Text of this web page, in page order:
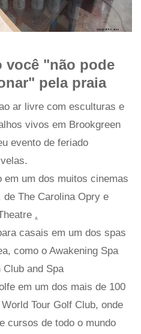
você "não pode
pela praia
ar livre com esculturas e
vivos em Brookgreen
evento de feriado
um dos muitos cinemas
de The Carolina Opry e
.
casais em um dos spas
como o Awakening Spa
Club and Spa
em um dos mais de 100
Tour Golf Club, onde
cursos de todo o mundo